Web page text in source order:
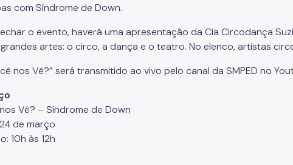
com Síndrome de Down.
o evento, haverá uma apresentação da Cia Circodança
artes: o circo, a dança e o teatro. No elenco, artistas
nos Vê?” será transmitido ao vivo pelo canal da SMPED no
Vê? – Síndrome de Down
de março
10h às 12h